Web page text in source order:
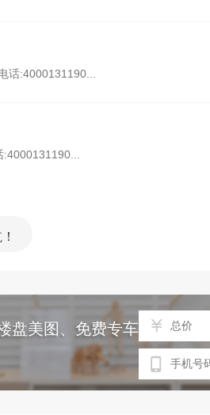
话:4000131190...
盘美图、免费专车接送等服务